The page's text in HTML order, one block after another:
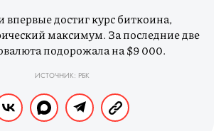
впервые достиг курс биткоина,
максимум. За последние две
подорожала на $9 000.
ИСТОЧНИК: РБК